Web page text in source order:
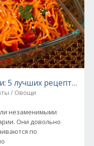
5 лучших рецептов
/ Овощи
незаменимыми
Они довольно
по